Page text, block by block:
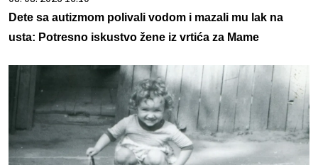
Dete sa autizmom polivali vodom i mazali mu lak na
usta: Potresno iskustvo žene iz vrtića za Mame